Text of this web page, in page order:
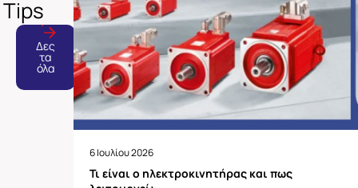
Tips
Δες
τα
όλα
6 Ιουλίου 2026
Τι είναι ο ηλεκτροκινητήρας και πως